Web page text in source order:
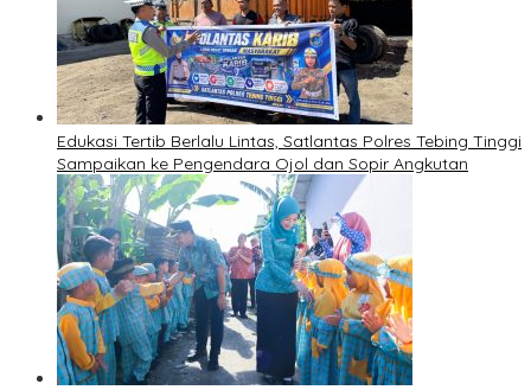
Edukasi Tertib Berlalu Lintas, Satlantas Polres Tebing Tinggi
Sampaikan ke Pengendara Ojol dan Sopir Angkutan